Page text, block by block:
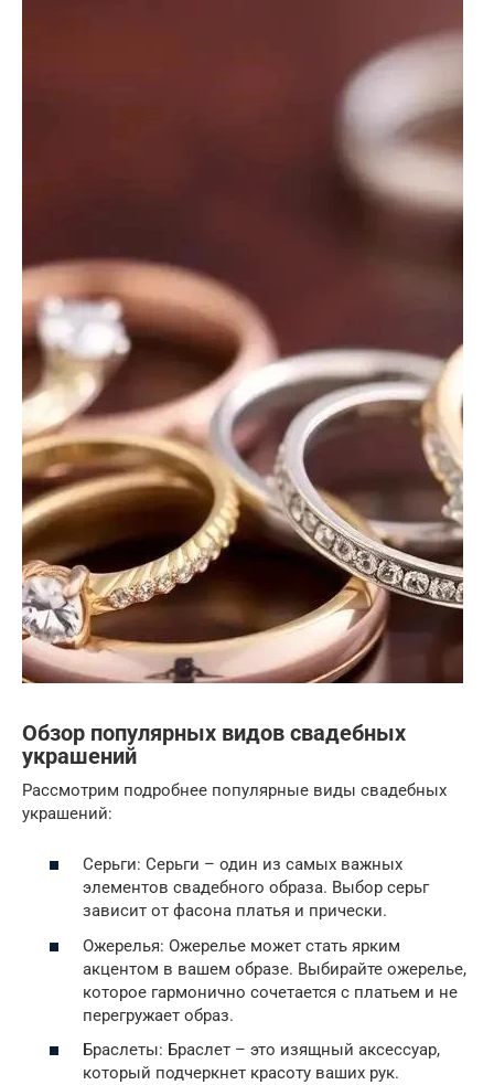
Обзор популярных видов свадебных
украшений
Рассмотрим подробнее популярные виды свадебных
украшений:
Серьги: Серьги – один из самых важных
элементов свадебного образа. Выбор серьг
зависит от фасона платья и прически.
Ожерелья: Ожерелье может стать ярким
акцентом в вашем образе. Выбирайте ожерелье,
которое гармонично сочетается с платьем и не
перегружает образ.
Браслеты: Браслет – это изящный аксессуар,
который подчеркнет красоту ваших рук.